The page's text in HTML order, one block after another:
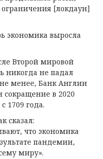
[локдаун]
экономика выросла
Второй мировой
никогда не падал
менее, Банк Англии
сокращение в 2020
1709 года.
сказал:
что экономика
пандемии,
миру».